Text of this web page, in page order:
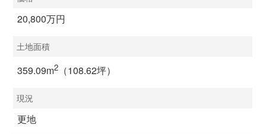
20,800万円
土地面積
359.09m2（108.62坪）
現況
更地